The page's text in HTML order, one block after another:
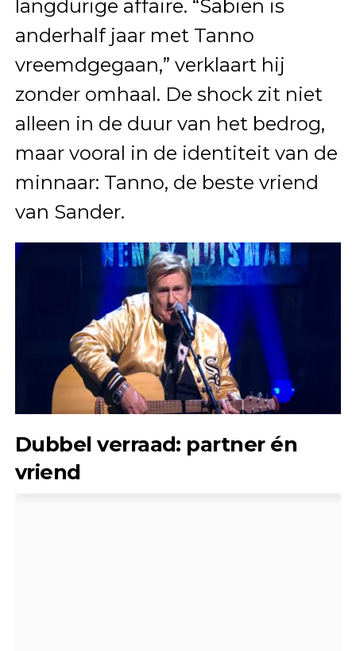
langdurige affaire. “Sabien is
anderhalf jaar met Tanno
vreemdgegaan,” verklaart hij
zonder omhaal. De shock zit niet
alleen in de duur van het bedrog,
maar vooral in de identiteit van de
minnaar: Tanno, de beste vriend
van Sander.
Dubbel verraad: partner én
vriend